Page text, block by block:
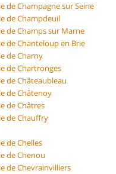
de Champagne sur Seine
de Champdeuil
de Champs sur Marne
de Chanteloup en Brie
de Charny
de Chartronges
de Châteaubleau
de Châtenoy
de Châtres
de Chauffry
de Chelles
de Chenou
de Chevrainvilliers